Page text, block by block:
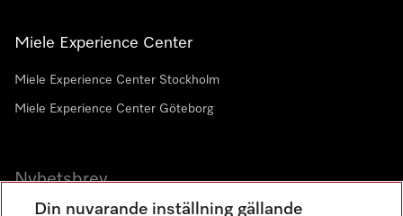
Miele Experience Center
Miele Experience Center Stockholm
Miele Experience Center Göteborg
Nyhetsbrev
Gå med i vår gemenskap
Din nuvarande inställning gällande